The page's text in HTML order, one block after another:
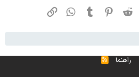
توییتر ردیت پینترستتامبلر واتسپ
راهنما خوراک